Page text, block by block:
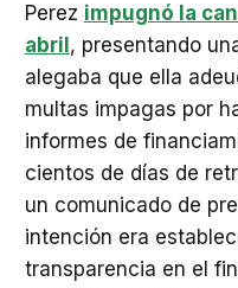
Perez impugnó la
abril , presentando
alegaba que ella
multas impagas por
informes de
cientos de días de
un comunicado de
intención era
transparencia en el